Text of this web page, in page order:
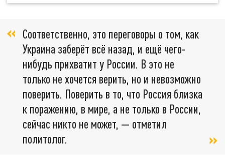
Соответственно, это переговоры о том, как
Украина заберёт всё назад, и ещё чего-
нибудь прихватит у России. В это не
только не хочется верить, но и невозможно
поверить. Поверить в то, что Россия близка
к поражению, в мире, а не только в России,
сейчас никто не может, — отметил
политолог.